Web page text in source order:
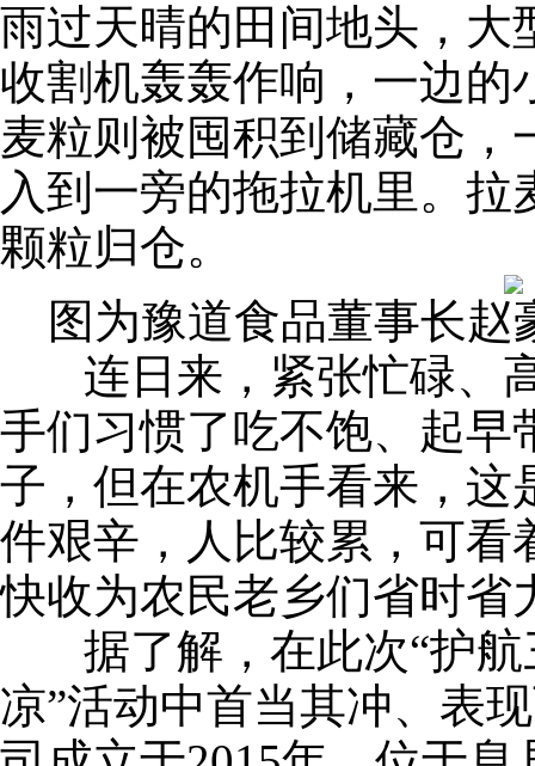
雨过天晴的田间地头，大
收割机轰轰作响，一边的
麦粒则被囤积到储藏仓
入到一旁的拖拉机里。
颗粒归仓。
图为豫道食品董事长
连日来，紧张忙碌、
手们习惯了吃不饱、起早
子，但在农机手看来，这
件艰辛，人比较累，可看
快收为农民老乡们省时省
据了解，在此次“护航
凉”活动中首当其冲、表